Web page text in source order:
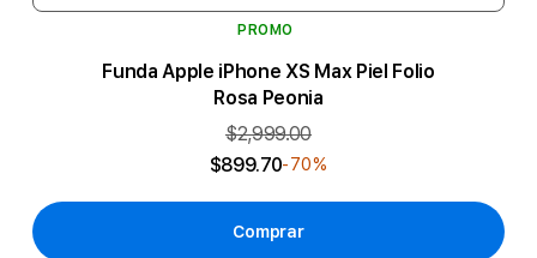
PROMO
Funda Apple iPhone XS Max Piel Folio
Rosa Peonia
$2,999.00
$899.70-70%
Comprar